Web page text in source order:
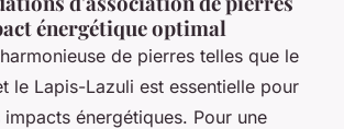
énergétique optimal
de pierres telles que le
le Lapis-Lazuli est essentielle pour
énergétiques. Pour une